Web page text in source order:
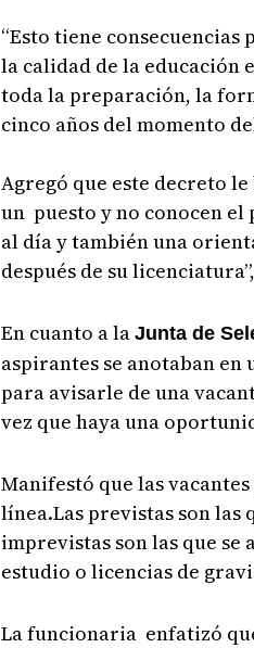
“Esto tiene
la calidad de la educación
toda la preparación, la
cinco años del momento
Agregó que este decreto
un puesto y no conocen
al día y también una
después de su
En cuanto a la Junta de
aspirantes se anotaban
para avisarle de una
vez que haya una
Manifestó que las
línea.Las previstas son las
imprevistas son las que
estudio o licencias de
La funcionaria enfatizó